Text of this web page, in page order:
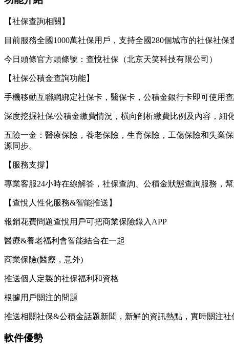
【社保查詢相關】
目前服務全國1000萬社保用戶，支持全國280個城市的社保社保
今日頭條官方頭條號：查悅社保（北京天笑科技有限公司）
【社保公積金查詢功能】
手機移動互聯網綁定社保卡，醫保卡，公積金銀行卡即可使用
深度挖掘社保/公積金繳費情況，橫向剖析繳費比例及內容，細
五險一金：醫療保險，養老保險，生育保險，工傷保險和失業
源同步。
【服務支撐】
專業客服24小時在線解答，社保查詢、公積金狀態查詢服務，幫
【查悅人性化服務&智能推送】
報銷花費問題查悅用戶可把商業保險錄入APP
醫療&養老福利會智能結合在一起
商業保險(醫療，意外)
推送個人定製的社保福利和資格
根據用戶關注的問題
推送相關社保&公積金話題新聞，新鮮的資訊熱點，實時關注社
軟件優勢